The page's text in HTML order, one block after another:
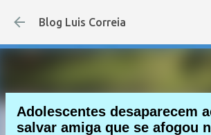
Pular para o conteúdo
Blog Luis Correia
Adolescentes desaparecem
salvar amiga que se afogou